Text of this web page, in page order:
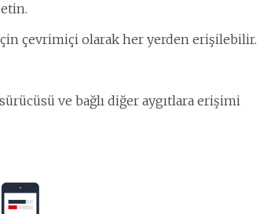
çevrimiçi olarak her yerden erişilebilir.
ve bağlı diğer aygıtlara erişimi